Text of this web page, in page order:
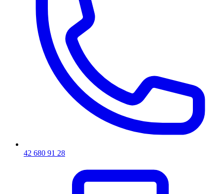
42 680 91 28